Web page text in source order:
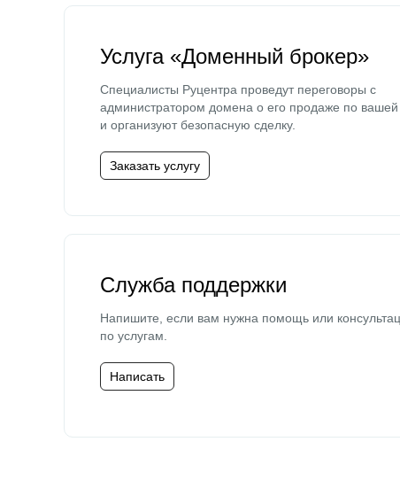
Услуга «Доменный брокер»
Специалисты Руцентра проведут переговоры с
администратором домена о его продаже по
и организуют безопасную сделку.
Заказать услугу
Служба поддержки
Напишите, если вам нужна помощь или
по услугам.
Написать